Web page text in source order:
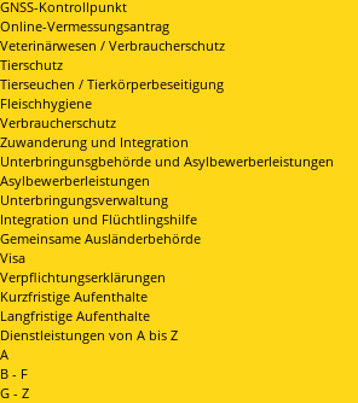
GNSS-Kontrollpunkt
Online-Vermessungsantrag
Veterinärwesen / Verbraucherschutz
Tierschutz
Tierseuchen / Tierkörperbeseitigung
Fleischhygiene
Verbraucherschutz
Zuwanderung und Integration
Unterbringunsgbehörde und Asylbewerberleistungen
Asylbewerberleistungen
Unterbringungsverwaltung
Integration und Flüchtlingshilfe
Gemeinsame Ausländerbehörde
Visa
Verpflichtungserklärungen
Kurzfristige Aufenthalte
Langfristige Aufenthalte
Dienstleistungen von A bis Z
A
B - F
G - Z